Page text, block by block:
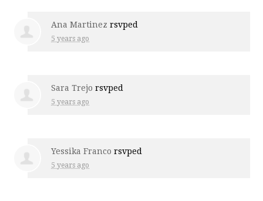
Ana Martinez rsvped
5 years ago
Sara Trejo rsvped
5 years ago
Yessika Franco rsvped
5 years ago